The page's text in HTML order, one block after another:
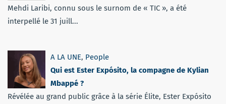
Mehdi Laribi, connu sous le surnom de « TIC », a été
interpellé le 31 juill...
A LA UNE, People
Qui est Ester Expósito, la compagne de Kylian
Mbappé ?
Révélée au grand public grâce à la série Élite, Ester Expósito